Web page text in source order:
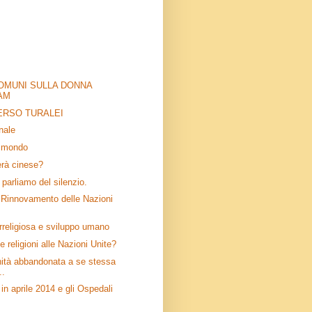
SULLA DONNA
TURALEI
cinese?
del silenzio.
delle Nazioni
e sviluppo umano
religioni alle Nazioni Unite?
abbandonata a se stessa
aprile 2014 e gli Ospedali